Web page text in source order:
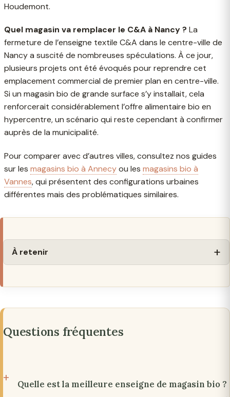
Houdemont.
Quel magasin va remplacer le C&A à Nancy ? La
fermeture de l’enseigne textile C&A dans le centre-ville de
Nancy a suscité de nombreuses spéculations. À ce jour,
plusieurs projets ont été évoqués pour reprendre cet
emplacement commercial de premier plan en centre-ville.
Si un magasin bio de grande surface s’y installait, cela
renforcerait considérablement l’offre alimentaire bio en
hypercentre, un scénario qui reste cependant à confirmer
auprès de la municipalité.
Pour comparer avec d’autres villes, consultez nos guides
sur les magasins bio à Annecyou les magasins bio à
Vannes, qui présentent des configurations urbaines
différentes mais des problématiques similaires.
À retenir
Questions fréquentes
Quelle est la meilleure enseigne de magasin bio ?